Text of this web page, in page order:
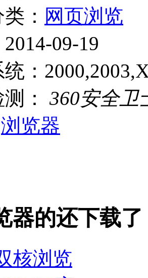
： 网页浏览
2014-09-19
：
：
360安全卫
浏览器
器的还下载了